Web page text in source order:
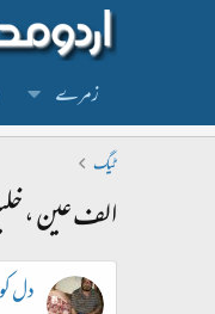
زمرے
ٹیگ
الف عین ،
دل